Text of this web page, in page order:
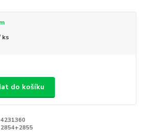
ks
do košíku
4231360
2854+2855